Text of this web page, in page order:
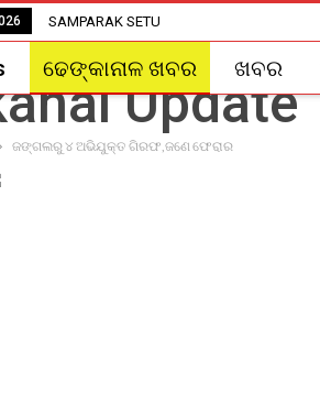
SAMPARAK SETU
ଢେଙ୍କାନାଳ ଖବର ଖବର
ଜଙ୍ଗଲରୁ ୪ ଅଭିଯୁକ୍ତ ଗିରଫ,ଜଣେ ଫେରାର